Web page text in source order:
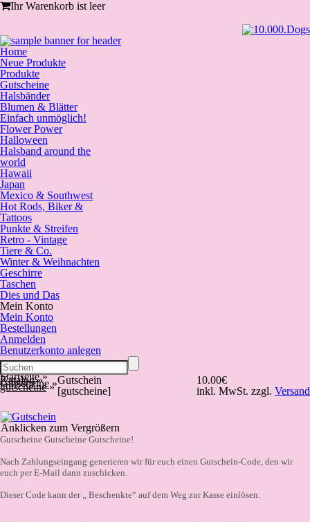
Ihr Warenkorb ist leer
Home
Neue Produkte
Produkte
Gutscheine
Halsbänder
Blumen & Blätter
Einfach unmöglich!
Flower Power
Halloween
Halsband around the
world
Hawaii
Japan
Mexico & Southwest
Hot Rods, Biker &
Tattoos
Punkte & Streifen
Retro - Vintage
Tiere & Co.
Winter & Weihnachten
Geschirre
Taschen
Dies und Das
Mein Konto
Mein Konto
Bestellungen
Anmelden
Benutzerkonto anlegen
Startseite »
Katalog »
Gutscheine »
gutscheine »
10.00€
inkl. MwSt. zzgl. Versand
Gutschein
[gutscheine]
Anklicken zum Vergrößern
Gutscheine Gutscheine Gutscheine!
Nach Zahlungseingang generieren wir für euch einen Gutschein-Code, den wir
euch per E-Mail dann zuschicken.
Dieser Code kann der „ Beschenkte“ auf dem Weg zur Kasse einlösen.